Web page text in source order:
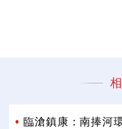
臨滄鎮康：南捧河